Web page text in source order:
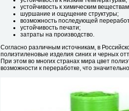
устойчивость к химическим
шуршание и ощущение структуры;
возможность последующей
устойчивость печати;
затраты на производство.
Согласно различным источникам, в
полиэтиленовые изделия синих и черных
При этом во многих странах мира цвет
возможности к переработке, что